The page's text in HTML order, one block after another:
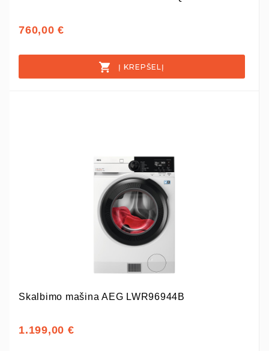
760,00 €
Į KREPŠELĮ
Skalbimo mašina AEG LWR96944B
1.199,00 €